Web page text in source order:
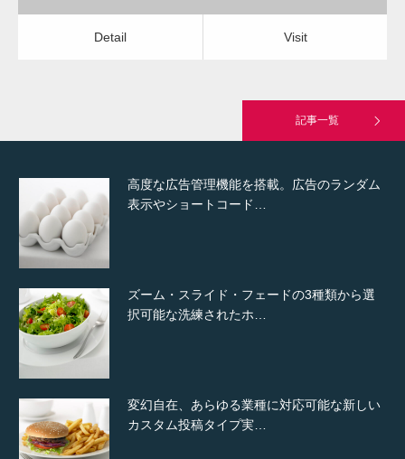
Detail Visit
記事一覧
高度な広告管理機能を搭載。広告のランダム
表示やショートコード…
ズーム・スライド・フェードの3種類から選
択可能な洗練されたホ…
変幻自在、あらゆる業種に対応可能な新しい
カスタム投稿タイプ実…